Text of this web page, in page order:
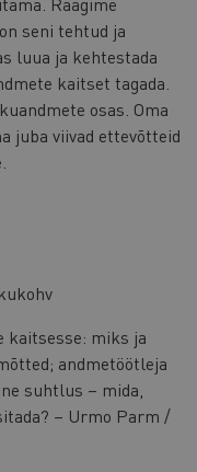
seni tehtud ja
luua ja kehtestada
kaitset tagada.
osas. Oma
juba viivad ettevõtteid
kaitsesse: miks ja
andmetöötleja
suhtlus – mida,
– Urmo Parm /